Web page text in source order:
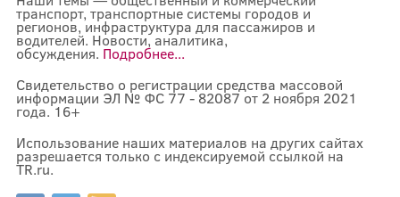
транспорт, транспортные системы городов и
регионов, инфраструктура для пассажиров и
водителей. Новости, аналитика,
обсуждения. Подробнее...
Свидетельство о регистрации средства массовой
информации ЭЛ № ФС 77 - 82087 от 2 ноября 2021
года. 16+
Использование наших материалов на других сайтах
разрешается только с индексируемой ссылкой на
TR.ru.